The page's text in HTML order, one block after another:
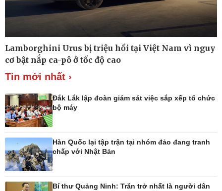
Công nghệ
Sành điệu
Tin Công nghệ
Chuyển đổi số
Sức khỏe
Nhi khoa
Ăn sạch sống khỏe
Lamborghini Urus bị triệu hồi tại Việt Nam vì nguy
cơ bật nắp ca-pô ở tốc độ cao
Tin mới nhất ›
Đắk Lắk lập đoàn giám sát việc sắp xếp tổ chức
bộ máy
Hàn Quốc lại tập trận tại nhóm đảo đang tranh
chấp với Nhật Bản
Bí thư Quảng Ninh: Trăn trở nhất là người dân